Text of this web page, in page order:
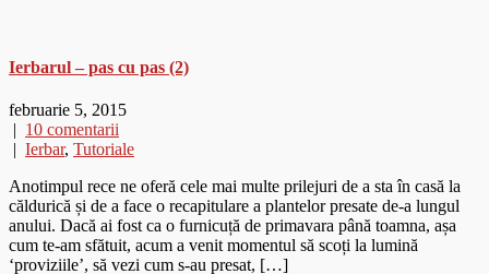
Ierbarul – pas cu pas (2)
februarie 5, 2015
| 10 comentarii
| Ierbar, Tutoriale
Anotimpul rece ne oferă cele mai multe prilejuri de a sta în casă la
căldurică și de a face o recapitulare a plantelor presate de-a lungul
anului. Dacă ai fost ca o furnicuță de primavara până toamna, așa
cum te-am sfătuit, acum a venit momentul să scoți la lumină
‘proviziile’, să vezi cum s-au presat, […]